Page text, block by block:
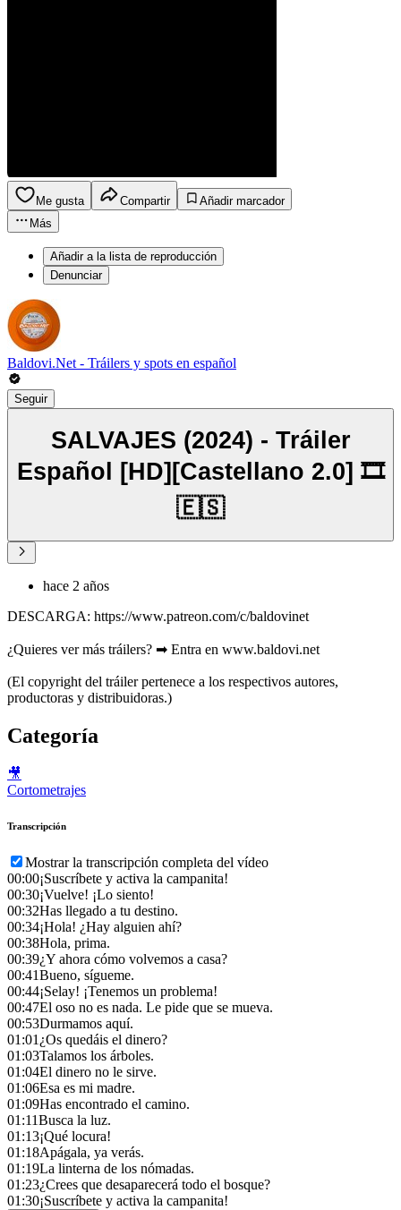
Me gusta Compartir
Añadir marcador
Más
Añadir a la lista de reproducción
Denunciar
Baldovi.Net - Tráilers y spots en español
Seguir
SALVAJES (2024) - Tráiler
Español [HD][Castellano 2.0] 🎞️
🇪🇸
hace 2 años
DESCARGA: https://www.patreon.com/c/baldovinet
¿Quieres ver más tráilers? ➡ Entra en www.baldovi.net
(El copyright del tráiler pertenece a los respectivos autores,
productoras y distribuidoras.)
Categoría
🎥
Cortometrajes
Transcripción
Mostrar la transcripción completa del vídeo
00:00¡Suscríbete y activa la campanita!
00:30¡Vuelve! ¡Lo siento!
00:32Has llegado a tu destino.
00:34¡Hola! ¿Hay alguien ahí?
00:38Hola, prima.
00:39¿Y ahora cómo volvemos a casa?
00:41Bueno, sígueme.
00:44¡Selay! ¡Tenemos un problema!
00:47El oso no es nada. Le pide que se mueva.
00:53Durmamos aquí.
01:01¿Os quedáis el dinero?
01:03Talamos los árboles.
01:04El dinero no le sirve.
01:06Esa es mi madre.
01:09Has encontrado el camino.
01:11Busca la luz.
01:13¡Qué locura!
01:18Apágala, ya verás.
01:19La linterna de los nómadas.
01:23¿Crees que desaparecerá todo el bosque?
01:30¡Suscríbete y activa la campanita!